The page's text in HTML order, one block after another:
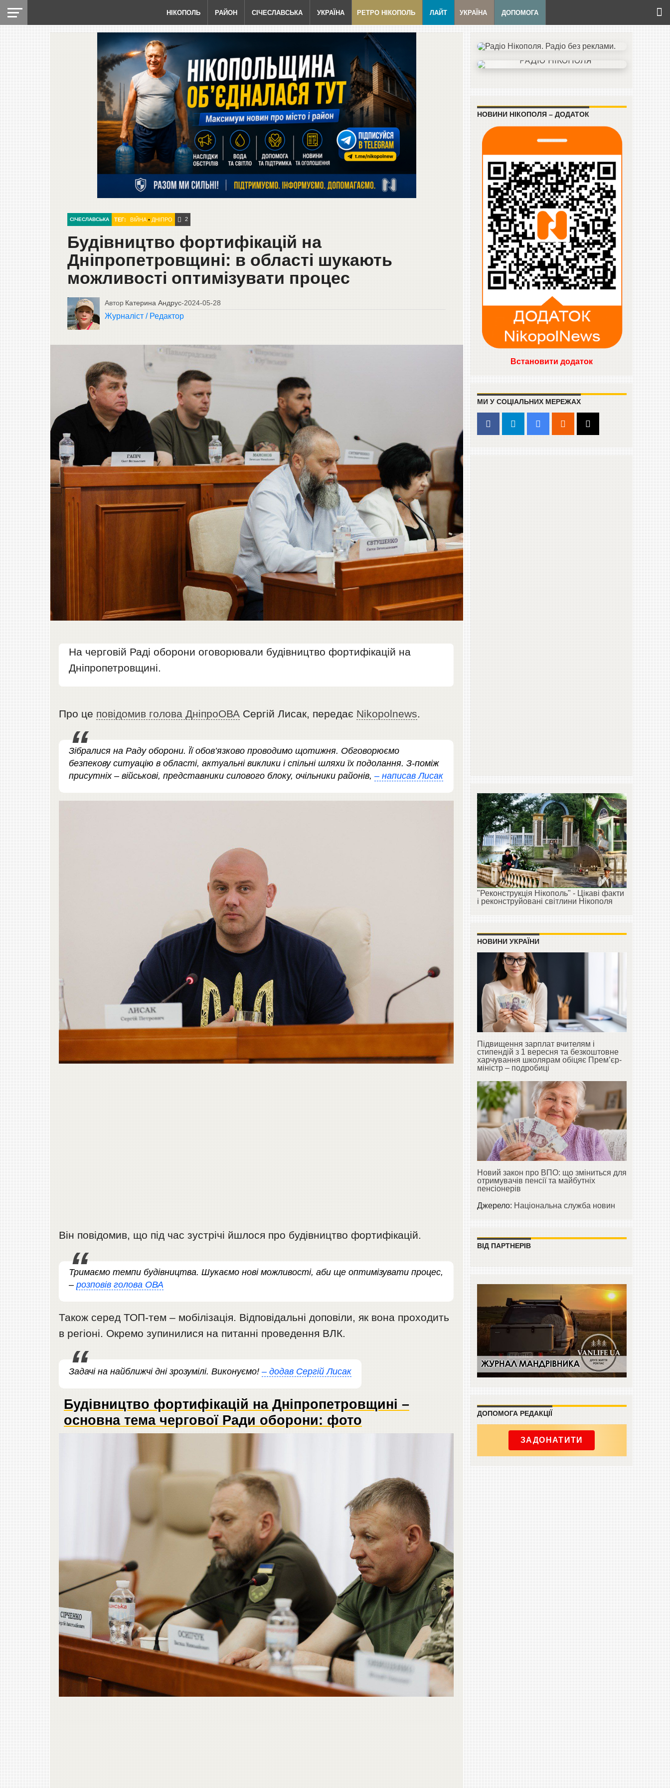
НІКОПОЛЬ РАЙОН СІЧЕСЛАВСЬКА УКРАЇНА РЕТРО НІКОПОЛЬ ЛАЙТ УКРАЇНА ДОПОМОГА
СІЧЕСЛАВСЬКА ТЕГ: ВІЙНА• ДНІПРО 2
Будівництво фортифікацій на
Дніпропетровщині: в області шукають
можливості оптимізувати процес
Автор Катерина Андрус-2024-05-28
Журналіст / Редактор
На черговій Раді оборони оговорювали будівництво фортифікацій на
Дніпропетровщині.
Про це повідомив голова ДніпроОВА Сергій Лисак, передає Nikopolnews.
Зібралися на Раду оборони. Її обов’язково проводимо щотижня. Обговорюємо
безпекову ситуацію в області, актуальні виклики і спільні шляхи їх подолання. З-поміж
присутніх – військові, представники силового блоку, очільники районів,– написав Лисак
Він повідомив, що під час зустрічі йшлося про будівництво фортифікацій.
Тримаємо темпи будівництва. Шукаємо нові можливості, аби ще оптимізувати процес,
–розповів голова ОВА
Також серед ТОП-тем – мобілізація. Відповідальні доповіли, як вона проходить
в регіоні. Окремо зупинилися на питанні проведення ВЛК.
Задачі на найближчі дні зрозумілі. Виконуємо!– додав Сергій Лисак
Будівництво фортифікацій на Дніпропетровщині –
основна тема чергової Ради оборони: фото
НОВИНИ НІКОПОЛЯ – ДОДАТОК
Встановити додаток
МИ У СОЦІАЛЬНИХ МЕРЕЖАХ
"Реконструкція Нікополь" - Цікаві факти
і реконструйовані світлини Нікополя
НОВИНИ УКРАЇНИ
Підвищення зарплат вчителям і
стипендій з 1 вересня та безкоштовне
харчування школярам обіцяє Прем’єр-
міністр – подробиці
Новий закон про ВПО: що зміниться для
отримувачів пенсії та майбутніх
пенсіонерів
Джерело:Національна служба новин
ВІД ПАРТНЕРІВ
ДОПОМОГА РЕДАКЦІЇ
ЗАДОНАТИТИ